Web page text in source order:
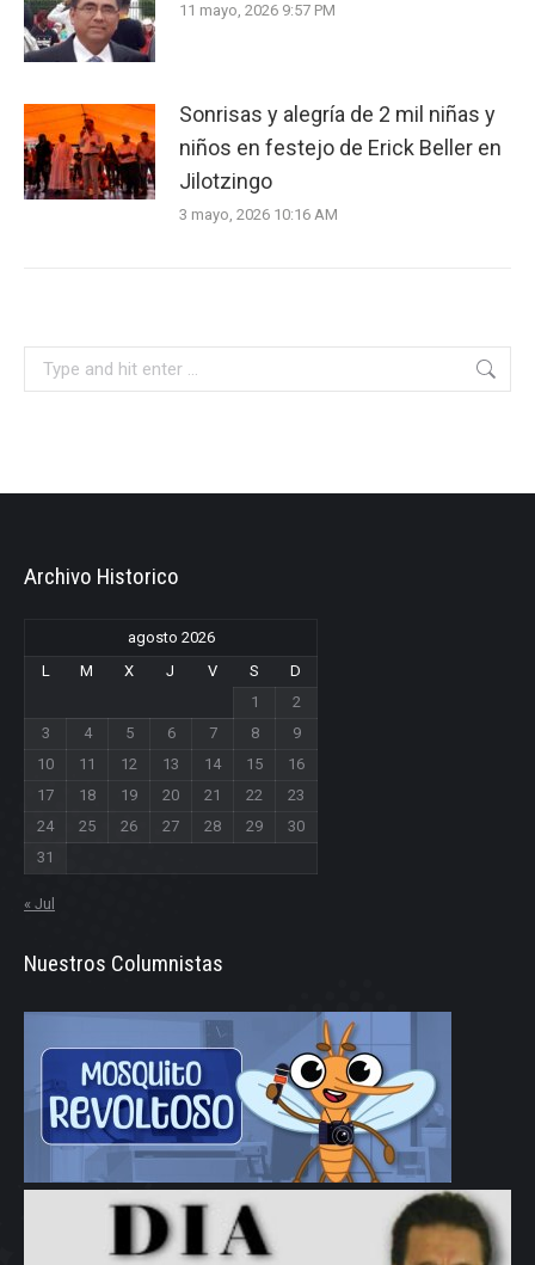
11 mayo, 2026 9:57 PM
Sonrisas y alegría de 2 mil niñas y
niños en festejo de Erick Beller en
Jilotzingo
3 mayo, 2026 10:16 AM
Archivo Historico
agosto 2026
L
M X J V S
D
1
2
3
4 5 6 7 8
9
10
11 12 13 14 15
16
17
18 19 20 21 22
23
24
25 26 27 28 29
30
31
« Jul
Nuestros Columnistas